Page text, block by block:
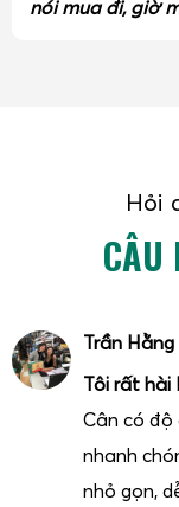
nói mua đi, giờ
Hỏi
CÂU
Trần
Tôi rất hài
Cân có độ
nhanh
nhỏ gọn,